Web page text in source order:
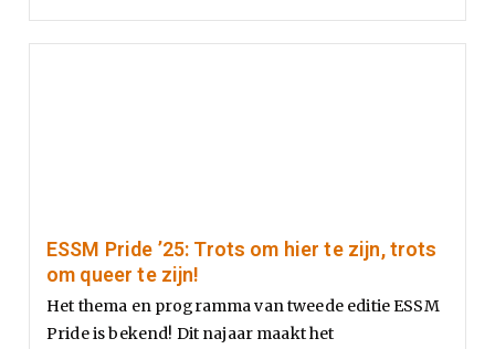
ESSM Pride ’25: Trots om hier te zijn, trots
om queer te zijn!
Het thema en programma van tweede editie ESSM
Pride is bekend! Dit najaar maakt het